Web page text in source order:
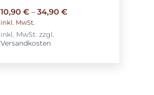
10,90€ –34,90€
inkl. MwSt.
inkl. MwSt. zzgl.
Versandkosten